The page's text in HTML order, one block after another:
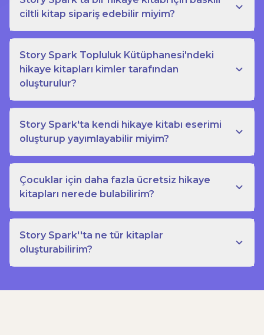
ciltli kitap sipariş edebilir miyim?
Story Spark Topluluk Kütüphanesi'ndeki
hikaye kitapları kimler tarafından
oluşturulur?
Story Spark'ta kendi hikaye kitabı eserimi
oluşturup yayımlayabilir miyim?
Çocuklar için daha fazla ücretsiz hikaye
kitapları nerede bulabilirim?
Story Spark''ta ne tür kitaplar
oluşturabilirim?